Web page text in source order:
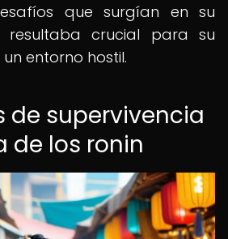
que surgían en su
resultaba crucial para su
entorno hostil.
de supervivencia
de los ronin